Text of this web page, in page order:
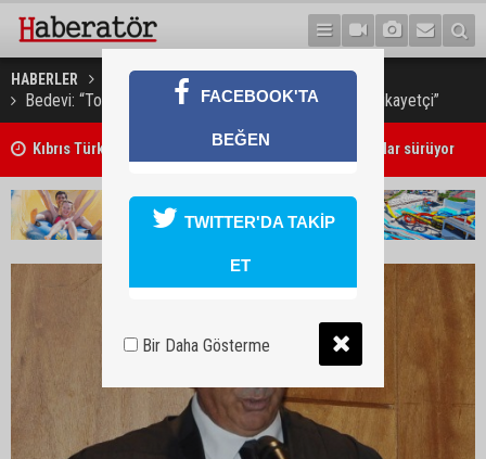
HABERLER GÜNDEM
Bedevi: “Toplumun geneli ülkedeki adaletsizliğinden şikayetçi”
Kıbrıs Türk Üniversite Öğrencileri Kongresi için kayıtlar sürüyor
FACEBOOK'TA
BEĞEN
TWITTER'DA TAKİP
ET
Bir Daha Gösterme